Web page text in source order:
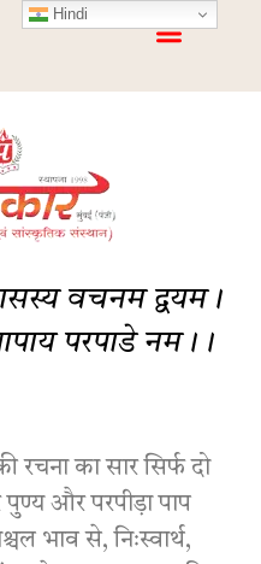
वचनम द्वयम।‌
परपाडे नम।‌।
रचना का सार सिर्फ दो
पुण्य और परपीड़ा पाप
भाव से, निःस्वार्थ,
Hindi